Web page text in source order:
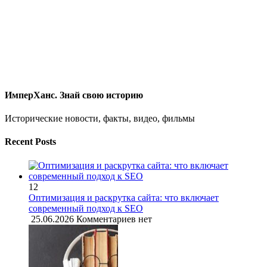
ИмперХанс. Знай свою историю
Исторические новости, факты, видео, фильмы
Recent Posts
12
Оптимизация и раскрутка сайта: что включает
современный подход к SEO
25.06.2026 Комментариев нет